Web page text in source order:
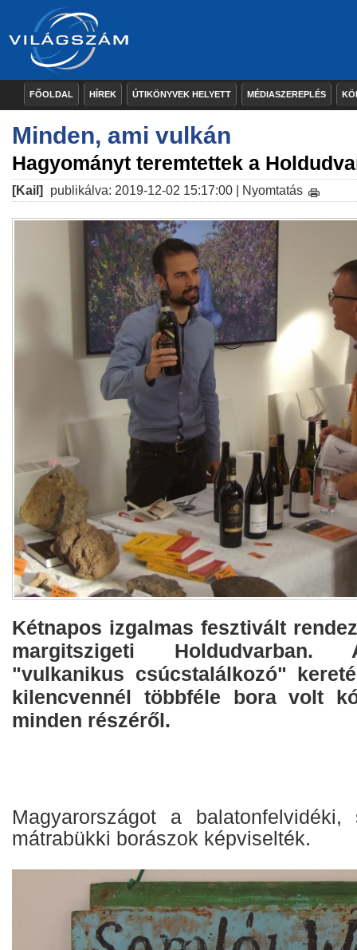
FŐOLDAL HÍREK ÚTIKÖNYVEK HELYETT MÉDIASZEREPLÉS
Minden, ami vulkán
Hagyományt teremtettek a
[Kail] publikálva: 2019-12-02 15:17:00 | Nyomtatás
Kétnapos izgalmas fesztivált
margitszigeti Holdudvarban.
"vulkanikus csúcstalálkozó"
kilencvennél többféle bora volt
minden részéről.
Magyarországot a
mátrabükki borászok képviselték.